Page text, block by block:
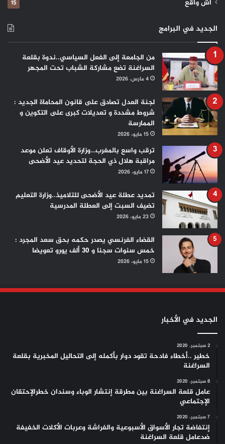
أش واقع 15
الجديد في البرامج
من الجامعة إلى الفعل السياسي..ندوة بقلعة
السراغنة تضع مشاركة الشباب تحت المجهر
4 مارس، 2026
لجنة العدل تصادق على قانون المحاماة الجديد :
شروط مشددة و تعديلات كبرى على التكوين و
الممارسة
15 مايو، 2026
ترقب واسع بالمغرب…وزارة الأوقاف تعلن موعد
مراقبة هلال ذي الحجة لتحديد عيد الأضحى
17 مايو، 2026
تمديد عطلة عيد الأضحى للتلاميذ..وزارة التعليم
تضيف السبت إلى العطلة المدرسية
23 مايو، 2026
القضاء الفرنسي يصدر حكمه بحق سعد المجرد :
خمس سنوات سجنا و 30 ألف يورو تعويضا
15 مايو، 2026
الجديد في الأخبار
2 سبتمبر، 2020
خطير ..أخطاء فادحة تقود دوار بأكمله إلى التحاليل المخبرية بقلعة
السراغنة
8 سبتمبر، 2020
عامل قلعة السراغنة بين مطرقة إنتشار الوباء وسندان خطرالإحتقان
الإجتماعي
7 سبتمبر، 2020
إنتفاضة تجار الأسواق الأسبوعية والفراشة وعربات الأكلات الخفيفة
ضدعامل قلعة السراغنة